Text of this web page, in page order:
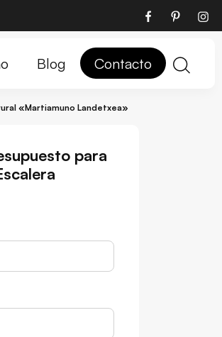
Blog Contacto
«Martiamuno Landetxea»
para